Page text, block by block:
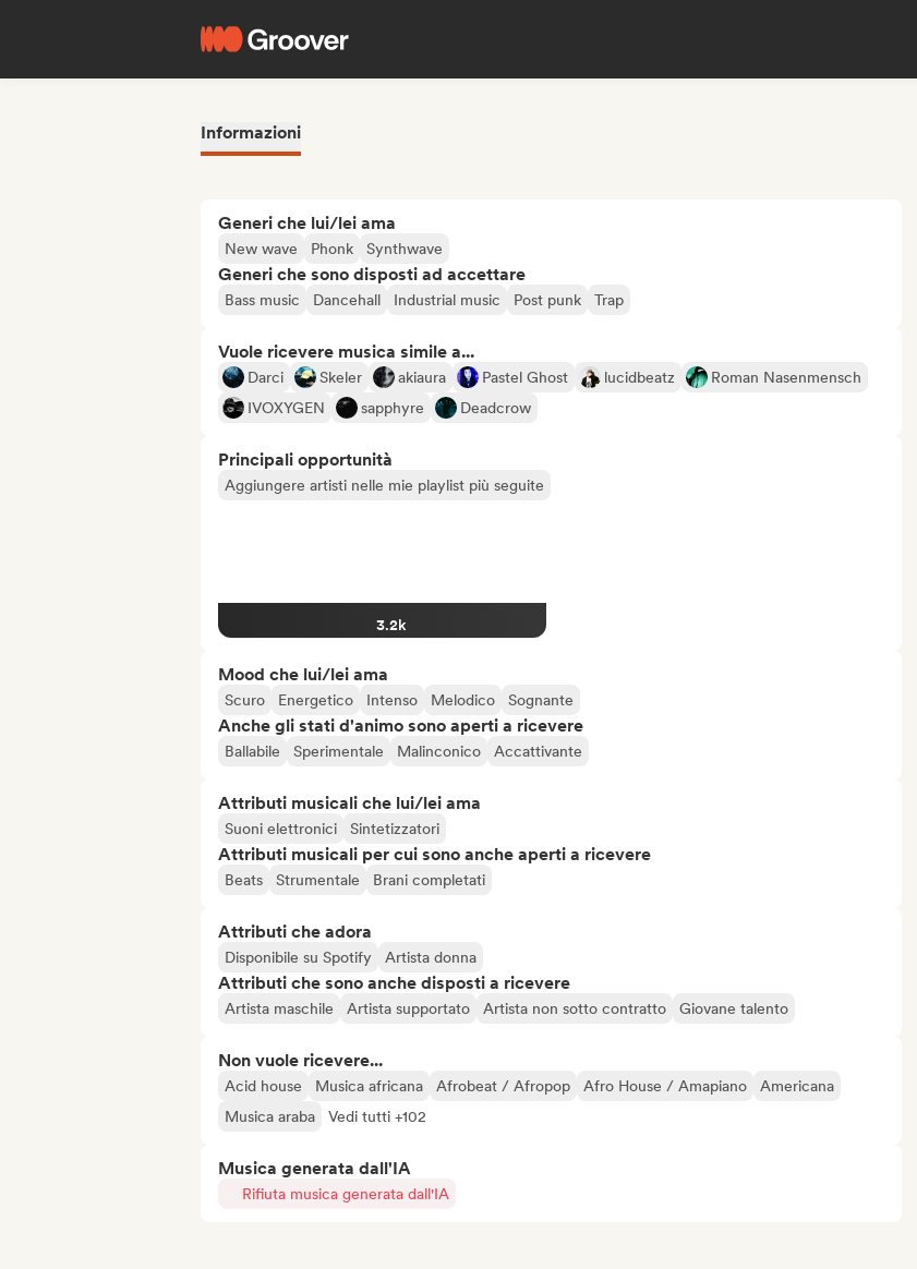
Informazioni
Generi che lui/lei ama
New wave Phonk Synthwave
Generi che sono disposti ad accettare
Bass music Dancehall Industrial music Post punk Trap
Vuole ricevere musica simile a...
Darci Skeler akiaura Pastel Ghost lucidbeatz
Roman Nasenmensch
IVOXYGEN
sapphyre Deadcrow
Principali opportunità
Aggiungere artisti nelle mie playlist più seguite
3.2k
Mood che lui/lei ama
Scuro Energetico Intenso Melodico Sognante
Anche gli stati d'animo sono aperti a ricevere
Ballabile Sperimentale Malinconico Accattivante
Attributi musicali che lui/lei ama
Suoni elettronici Sintetizzatori
Attributi musicali per cui sono anche aperti a ricevere
Beats Strumentale Brani completati
Attributi che adora
Disponibile su Spotify Artista donna
Attributi che sono anche disposti a ricevere
Artista maschile Artista supportato Artista non sotto contratto Giovane talento
Non vuole ricevere...
Acid house Musica africana Afrobeat / Afropop Afro House / Amapiano
Americana
Musica araba
Vedi tutti +102
Musica generata dall'IA
Rifiuta musica generata dall'IA